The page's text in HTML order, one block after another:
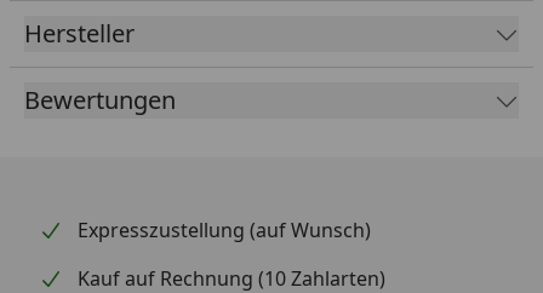
Hersteller
Bewertungen
Expresszustellung (auf Wunsch)
Kauf auf Rechnung (10 Zahlarten)